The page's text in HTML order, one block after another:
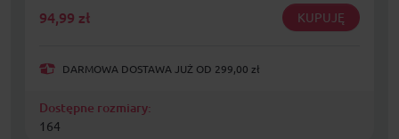
94,99 zł KUPUJĘ
DARMOWA DOSTAWA JUŻ OD 299,00 zł
Dostępne rozmiary:
164